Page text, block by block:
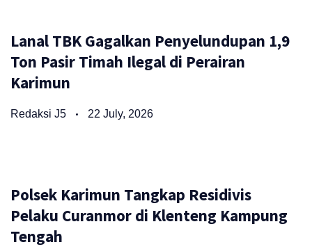
Lanal TBK Gagalkan Penyelundupan 1,9
Ton Pasir Timah Ilegal di Perairan
Karimun
Redaksi J5 22 July, 2026
Polsek Karimun Tangkap Residivis
Pelaku Curanmor di Klenteng Kampung
Tengah